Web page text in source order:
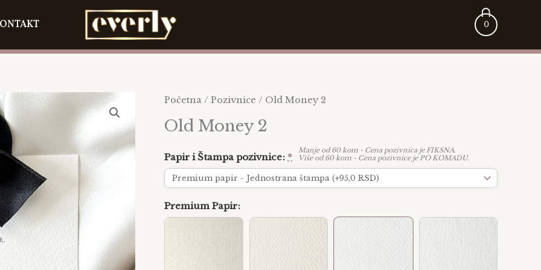
0
Početna / Pozivnice / Old Money 2
Old Money 2
Papir i Štampa pozivnice *
Manje od 60 kom - Cena pozivnica je FIKSNA.
Više od 60 kom - Cena pozivnice je PO KOMADU.
Premium Papir
Old
Money
2